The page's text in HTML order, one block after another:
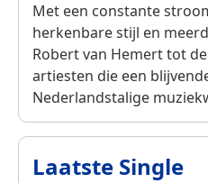
Met een constante
herkenbare stijl en
Robert van Hemert tot
artiesten die een
Nederlandstalige
Laatste Single